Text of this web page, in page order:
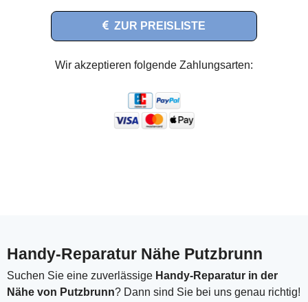
ZUR PREISLISTE
Wir akzeptieren folgende Zahlungsarten:
Handy-Reparatur Nähe Putzbrunn
Suchen Sie eine zuverlässige Handy-Reparatur in der
Nähe von Putzbrunn? Dann sind Sie bei uns genau richtig!